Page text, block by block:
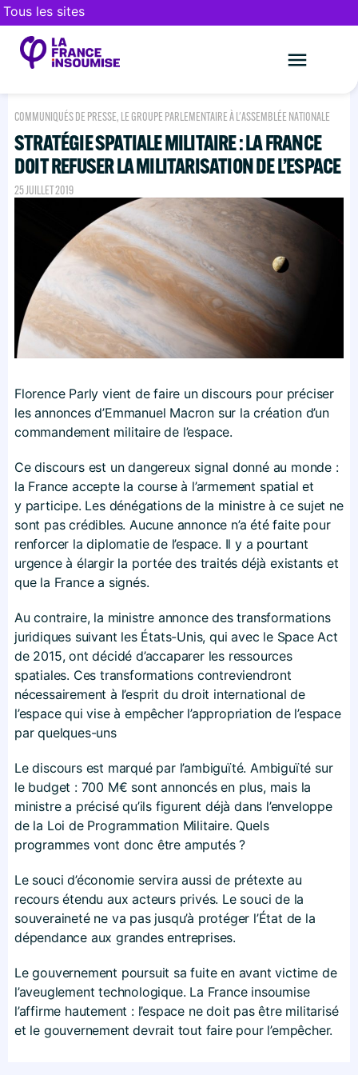
Tous les sites
COMMUNIQUÉS DE PRESSE, LE GROUPE PARLEMENTAIRE À L'ASSEMBLÉE NATIONALE
STRATÉGIE SPATIALE MILITAIRE : LA FRANCE
DOIT REFUSER LA MILITARISATION DE L’ESPACE
25 JUILLET 2019
Florence Parly vient de faire un discours pour préciser
les annonces d’Emmanuel Macron sur la création d’un
commandement militaire de l’espace.
Ce discours est un dangereux signal donné au monde :
la France accepte la course à l’armement spatial et
y participe. Les dénégations de la ministre à ce sujet ne
sont pas crédibles. Aucune annonce n’a été faite pour
renforcer la diplomatie de l’espace. Il y a pourtant
urgence à élargir la portée des traités déjà existants et
que la France a signés.
Au contraire, la ministre annonce des transformations
juridiques suivant les États-Unis, qui avec le Space Act
de 2015, ont décidé d’accaparer les ressources
spatiales. Ces transformations contreviendront
nécessairement à l’esprit du droit international de
l’espace qui vise à empêcher l’appropriation de l’espace
par quelques-uns
Le discours est marqué par l’ambiguïté. Ambiguïté sur
le budget : 700 M€ sont annoncés en plus, mais la
ministre a précisé qu’ils figurent déjà dans l’enveloppe
de la Loi de Programmation Militaire. Quels
programmes vont donc être amputés ?
Le souci d’économie servira aussi de prétexte au
recours étendu aux acteurs privés. Le souci de la
souveraineté ne va pas jusqu’à protéger l’État de la
dépendance aux grandes entreprises.
Le gouvernement poursuit sa fuite en avant victime de
l’aveuglement technologique. La France insoumise
l’affirme hautement : l’espace ne doit pas être militarisé
et le gouvernement devrait tout faire pour l’empêcher.